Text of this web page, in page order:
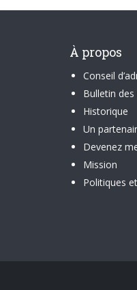
À propos
Conseil
Bulletin
Historique
Un
Devenez
Mission
Politiques